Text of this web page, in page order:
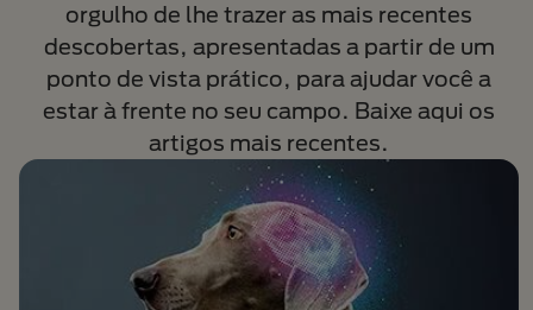
orgulho de lhe trazer as mais recentes
descobertas, apresentadas a partir de um
ponto de vista prático, para ajudar você a
estar à frente no seu campo. Baixe aqui os
artigos mais recentes.